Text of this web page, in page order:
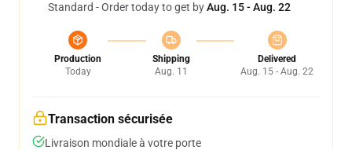
Standard - Order today to get byAug. 15 - Aug. 22
Production
Today
Shipping
Aug. 11
Delivered
Aug. 15 - Aug. 22
Transaction sécurisée
Livraison mondiale à votre porte